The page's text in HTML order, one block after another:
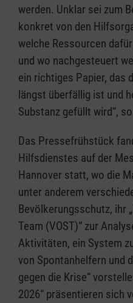
werden. Unklar sei zum
konkret von den
welche Ressourcen
und wo nachgesteuert
ein richtiges Papier, das
längst überfällig ist und
Substanz gefüllt wird“,
Das Pressefrühstück
Hilfsdienstes auf der
Hannover statt, wo die
unter anderem
Bevölkerungsschutz, ihr
Team (VOST)“ zur
Aktivitäten, ein System
von Spontanhelfern und
gegen die Krise“
2026“ präsentieren sich